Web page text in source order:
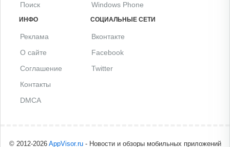
Поиск
Windows Phone
ИНФО
Реклама
О сайте
Соглашение
Контакты
DMCA
СОЦИАЛЬНЫЕ СЕТИ
Вконтакте
Facebook
Twitter
© 2012-2026 AppVisor.ru- Новости и обзоры мобильных приложений